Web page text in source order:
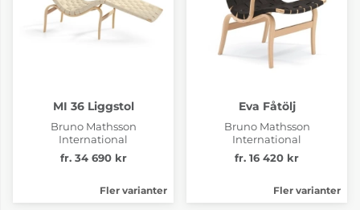
MI 36 Liggstol
Bruno Mathsson
International
fr. 34 690 kr
Fler varianter
Eva Fåtölj
Bruno Mathsson
International
fr. 16 420 kr
Fler varianter